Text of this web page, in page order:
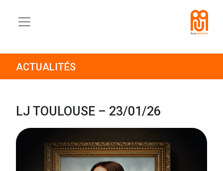
ACTUALITÉS
LJ TOULOUSE – 23/01/26